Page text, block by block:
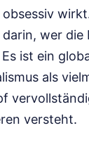
wer
ist ein
als
versteht.